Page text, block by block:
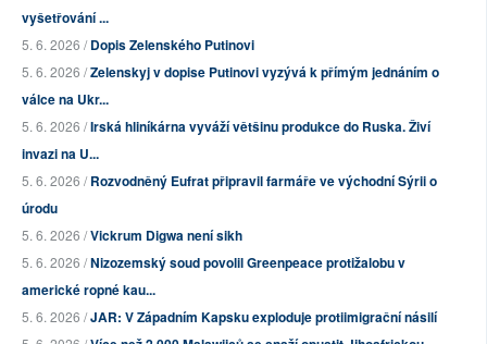
vyšetřování ...
5. 6. 2026 /Dopis Zelenského Putinovi
5. 6. 2026 /Zelenskyj v dopise Putinovi vyzývá k přímým jednáním o
válce na Ukr...
5. 6. 2026 /Irská hliníkárna vyváží většinu produkce do Ruska. Živí
invazi na U...
5. 6. 2026 /Rozvodněný Eufrat připravil farmáře ve východní Sýrii o
úrodu
5. 6. 2026 /Vickrum Digwa není sikh
5. 6. 2026 /Nizozemský soud povolil Greenpeace protižalobu v
americké ropné kau...
5. 6. 2026 /JAR: V Západním Kapsku exploduje protiimigrační násilí